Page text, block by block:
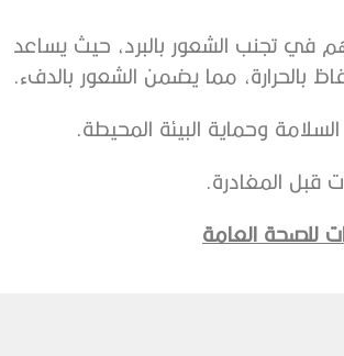
في تجنب الشعور بالبرد، حيث يساعد
بالحرارة، مما يضمن الشعور بالدفء.
وحماية البيئة المحيطة.
قبل المغادرة.
للصحة العامة